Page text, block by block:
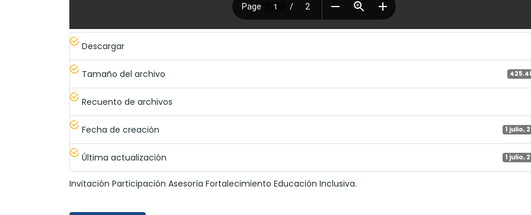
Descargar
Tamaño del archivo
Recuento de archivos
Fecha de creación 1 julio,
Última actualización 1 julio,
Invitación Participación Asesoría Fortalecimiento Educación Inclusiva.